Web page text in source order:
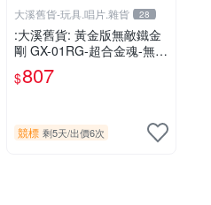
大溪舊貨-玩具.唱片.雜貨 28
:大溪舊貨: 黃金版無敵鐵金
剛 GX-01RG-超合金魂-無缺
件-品相如圖.現況出售,
$807
競標 剩5天/出價6次